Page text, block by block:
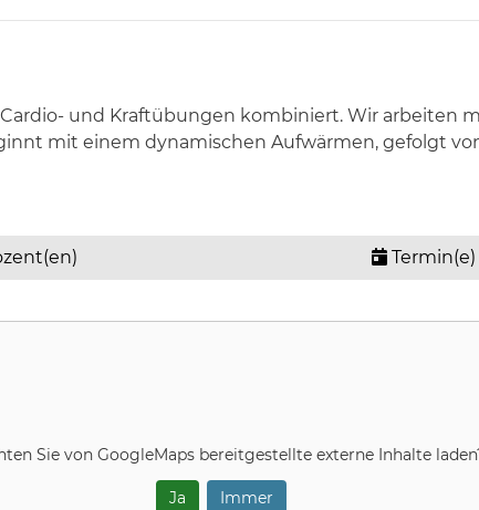
und Kraftübungen kombiniert. Wir arbeiten
mit einem dynamischen Aufwärmen, gefolgt
Termin(e)
Sie von GoogleMaps bereitgestellte externe Inhalte
Ja Immer